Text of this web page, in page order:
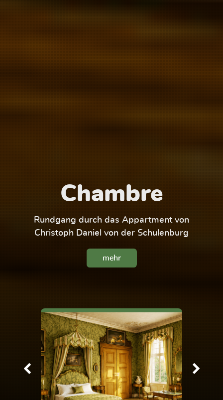
Chambre
Rundgang durch das Appartment von
Christoph Daniel von der Schulenburg
mehr